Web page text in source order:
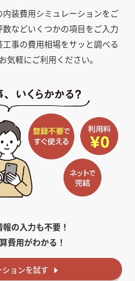
内装費用シミュレーションをご
などいくつかの項目をご入力
事の費用相場をサッと調べる
気軽にご利用ください。
の入力も不要！
費用がわかる！
ョンを試す